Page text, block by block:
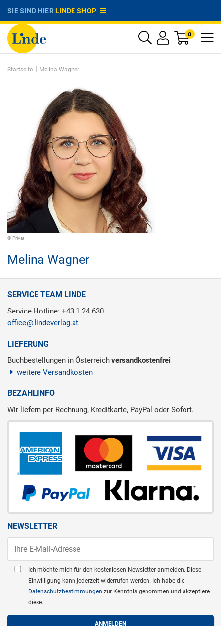
SIE SIND HIERLINDE SHOP
0
Startseite | Melina Wagner
© Privat
Melina Wagner
SERVICE TEAM LINDE
Service Hotline: +43 1 24 630
office
lindeverlag.at
LIEFERUNG
Buchbestellungen in Österreich versandkostenfrei
weitere Versandkosten
BEZAHLINFO
Wir liefern per Rechnung, Kreditkarte, PayPal oder Sofort.
NEWSLETTER
Ich möchte mich für den kostenlosen Newsletter anmelden. Diese
Einwilligung kann jederzeit widerrufen werden. Ich habe die
Datenschutzbestimmungen zur Kenntnis genommen und akzeptiere
diese.